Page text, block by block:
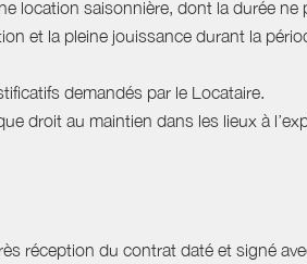
location saisonnière, dont la durée ne
et la pleine jouissance durant la
demandés par le Locataire.
droit au maintien dans les lieux à
réception du contrat daté et signé